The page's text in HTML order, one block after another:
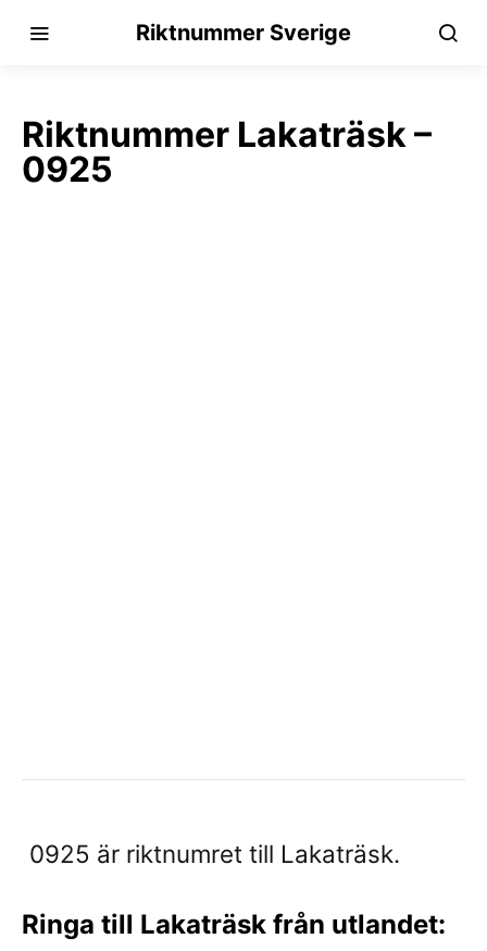
Riktnummer Sverige
Riktnummer Lakaträsk –
0925
0925 är riktnumret till Lakaträsk.
Ringa till Lakaträsk från utlandet: